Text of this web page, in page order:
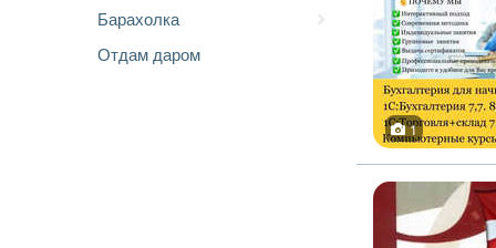
Барахолка
Отдам даром
1